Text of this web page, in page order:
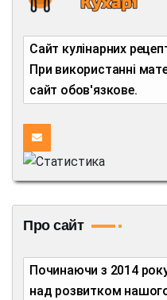
Сайт кулінарних
При використанні
сайт обов'язкове.
Про сайт
Починаючи з 2014 року, ми щоденно працюємо
над розвитком